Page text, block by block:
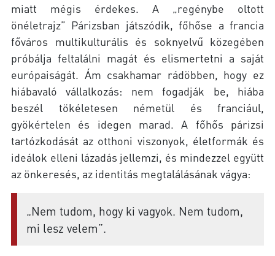
miatt mégis érdekes. A „regénybe oltott
önéletrajz” Párizsban játszódik, főhőse a francia
főváros multikulturális és soknyelvű közegében
próbálja feltalálni magát és elismertetni a saját
európaiságát. Ám csakhamar rádöbben, hogy ez
hiábavaló vállalkozás: nem fogadják be, hiába
beszél tökéletesen németül és franciául,
gyökértelen és idegen marad. A főhős párizsi
tartózkodását az otthoni viszonyok, életformák és
ideálok elleni lázadás jellemzi, és mindezzel együtt
az önkeresés, az identitás megtalálásának vágya:
„Nem tudom, hogy ki vagyok. Nem tudom,
mi lesz velem”.